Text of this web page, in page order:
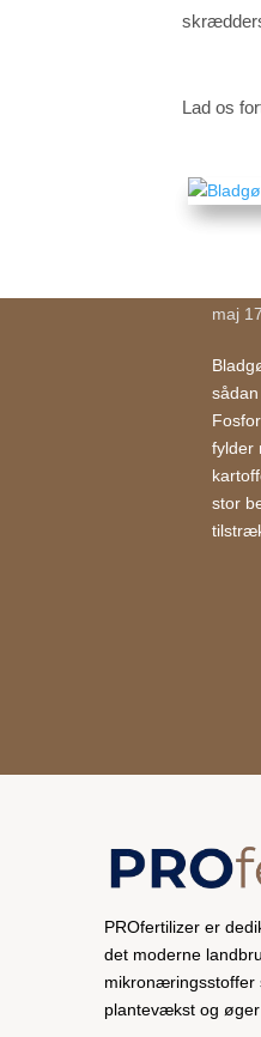
Lad os
maj
fylder
stor
PROfertilizer er
det moderne
mikronæringsstoffer
plantevækst og øger